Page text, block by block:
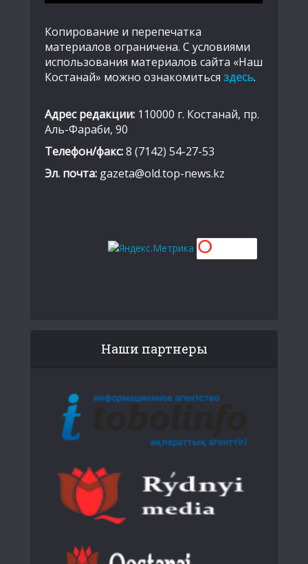
Копирование и перепечатка
материалов ограничена. С условиями
использования материалов сайта «Наш
Костанай» можно ознакомиться здесь.
Адрес редакции: 110000 г. Костанай, пр.
Аль-Фараби, 90
Телефон/факс:8 (7142) 54-27-53
Эл. почта: gazeta@old.top-news.kz
Наши партнеры